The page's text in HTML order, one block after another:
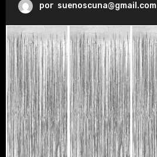
por suenoscuna@gmail.com